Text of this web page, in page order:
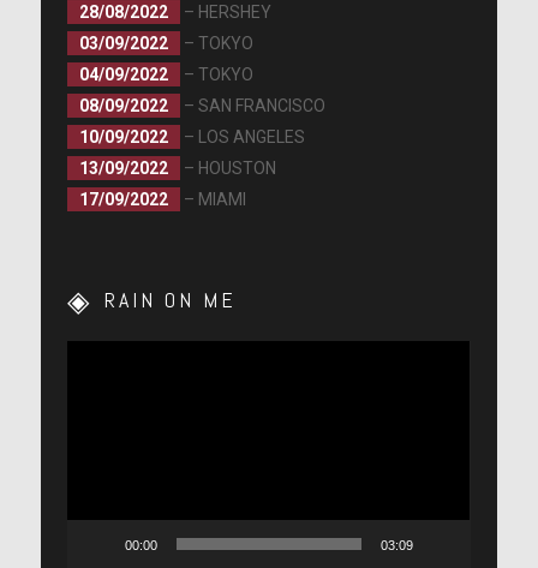
28/08/2022
– HERSHEY
03/09/2022
– TOKYO
04/09/2022
– TOKYO
08/09/2022
– SAN FRANCISCO
10/09/2022
– LOS ANGELES
13/09/2022
– HOUSTON
17/09/2022
– MIAMI
RAIN ON ME
00:00 03:09